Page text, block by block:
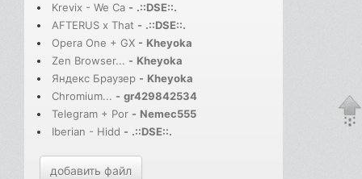
Krevix - We Ca - .::DSE::.
AFTERUS x That - .::DSE::.
Opera One + GX - Kheyoka
Zen Browser... - Kheyoka
Яндекс Браузер - Kheyoka
Chromium... - gr429842534
Telegram + Por - Nemec555
Iberian - Hidd - .::DSE::.
добавить файл